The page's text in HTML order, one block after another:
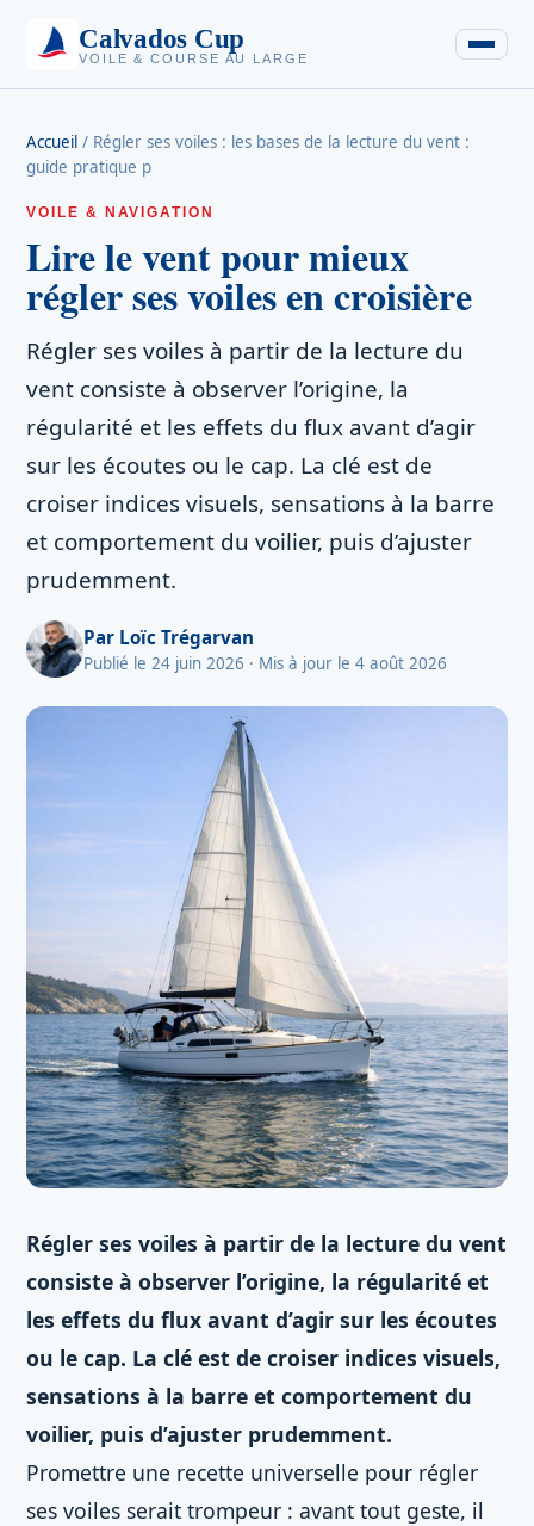
Calvados Cup
VOILE & COURSE AU LARGE
Accueil / Régler ses voiles : les bases de la lecture du vent :
guide pratique p
VOILE & NAVIGATION
Lire le vent pour mieux
régler ses voiles en croisière
Régler ses voiles à partir de la lecture du
vent consiste à observer l’origine, la
régularité et les effets du flux avant d’agir
sur les écoutes ou le cap. La clé est de
croiser indices visuels, sensations à la barre
et comportement du voilier, puis d’ajuster
prudemment.
Par Loïc Trégarvan
Publié le 24 juin 2026 · Mis à jour le 4 août 2026
Régler ses voiles à partir de la lecture du vent
consiste à observer l’origine, la régularité et
les effets du flux avant d’agir sur les écoutes
ou le cap. La clé est de croiser indices visuels,
sensations à la barre et comportement du
voilier, puis d’ajuster prudemment.
Promettre une recette universelle pour régler
ses voiles serait trompeur : avant tout geste, il